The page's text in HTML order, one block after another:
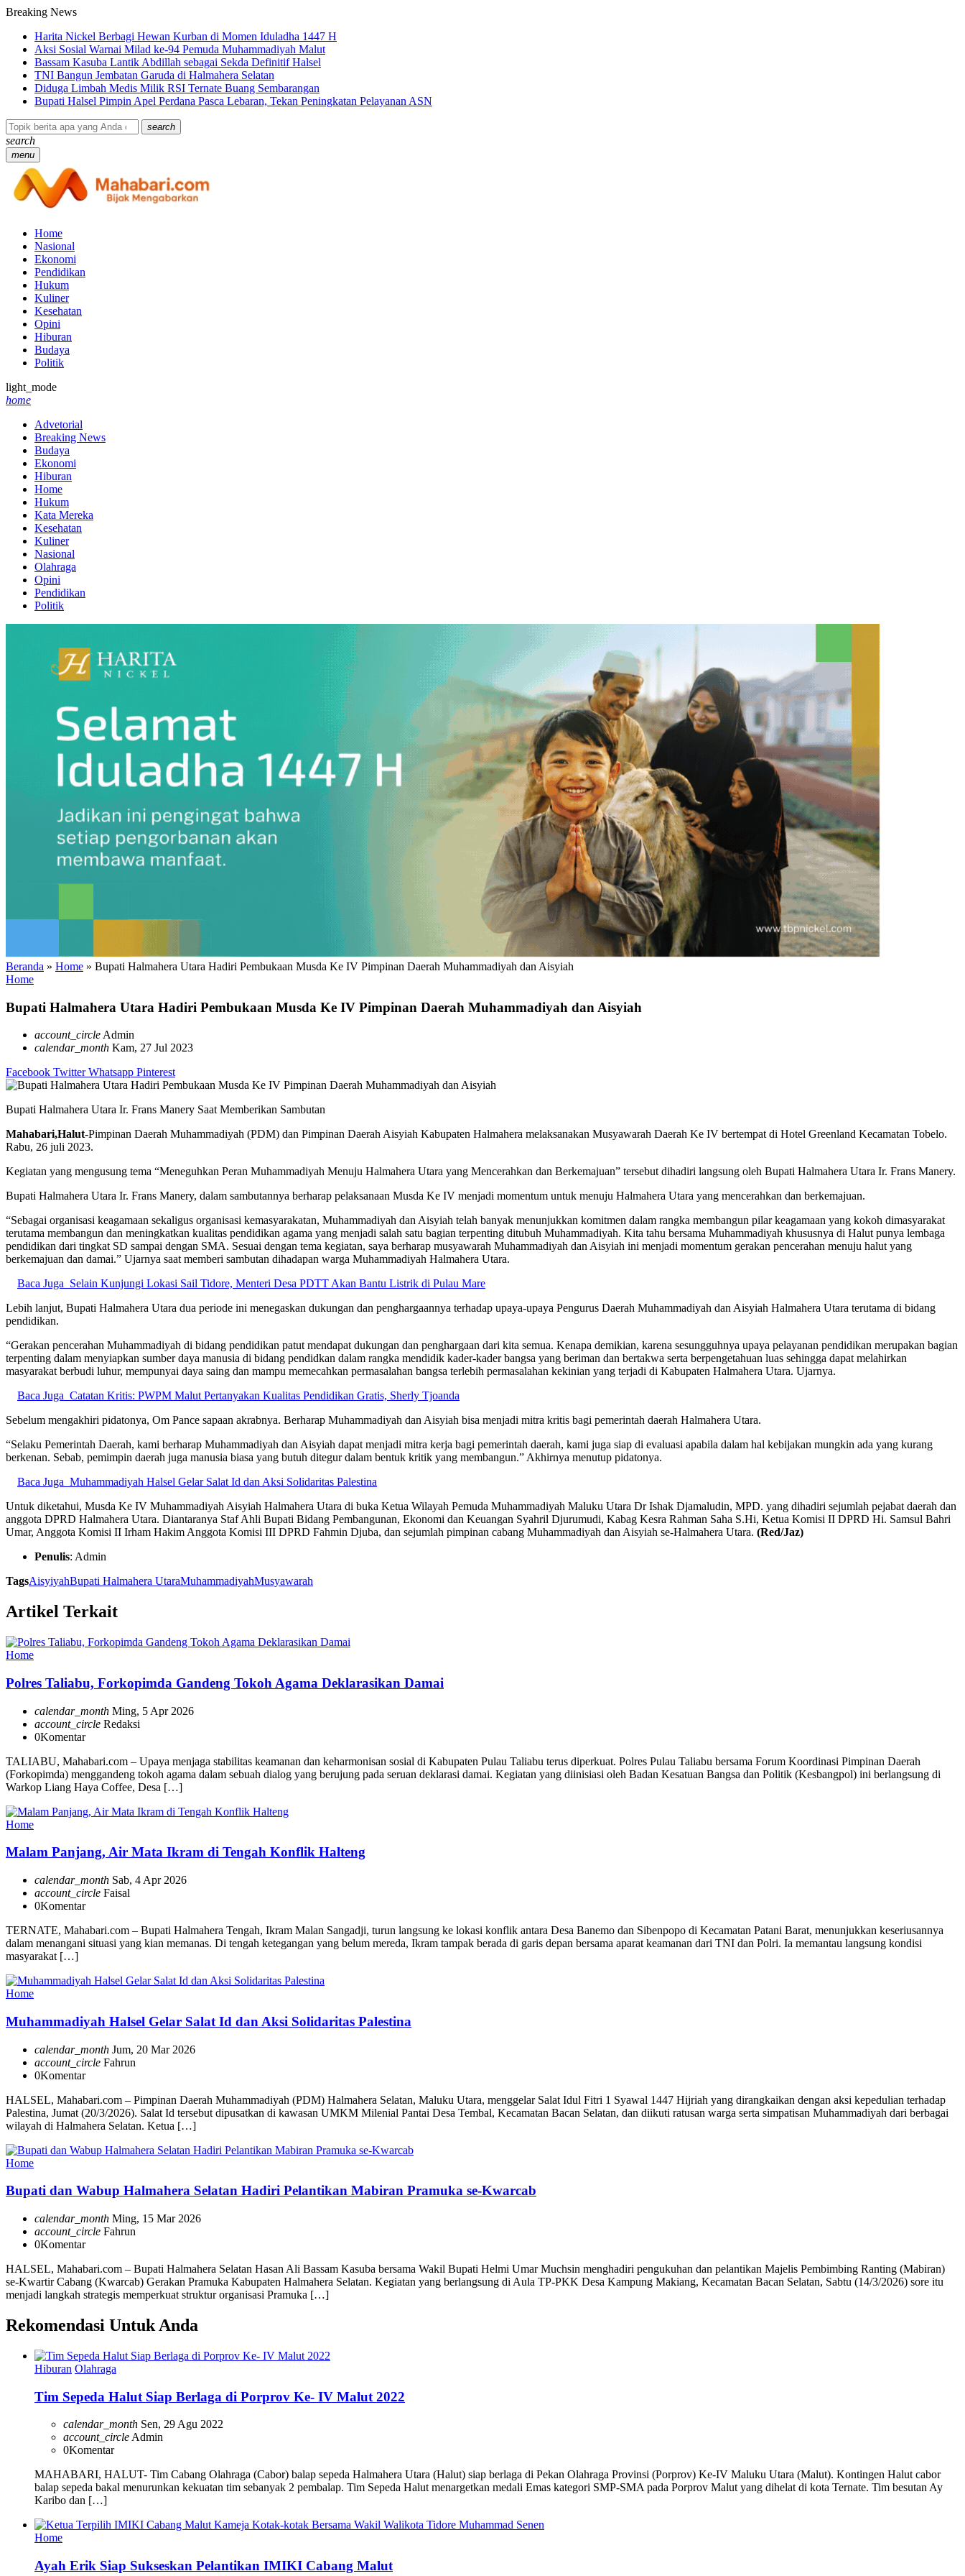
Breaking News
Harita Nickel Berbagi Hewan Kurban di Momen Iduladha 1447 H
Aksi Sosial Warnai Milad ke-94 Pemuda Muhammadiyah Malut
Bassam Kasuba Lantik Abdillah sebagai Sekda Definitif Halsel
TNI Bangun Jembatan Garuda di Halmahera Selatan
Diduga Limbah Medis Milik RSI Ternate Buang Sembarangan
Bupati Halsel Pimpin Apel Perdana Pasca Lebaran, Tekan Peningkatan Pelayanan ASN
search
search
menu
Home
Nasional
Ekonomi
Pendidikan
Hukum
Kuliner
Kesehatan
Opini
Hiburan
Budaya
Politik
light_mode
home
Advetorial
Breaking News
Budaya
Ekonomi
Hiburan
Home
Hukum
Kata Mereka
Kesehatan
Kuliner
Nasional
Olahraga
Opini
Pendidikan
Politik
Beranda » Home » Bupati Halmahera Utara Hadiri Pembukaan Musda Ke IV Pimpinan Daerah Muhammadiyah dan Aisyiah
Home
Bupati Halmahera Utara Hadiri Pembukaan Musda Ke IV Pimpinan Daerah Muhammadiyah dan Aisyiah
account_circleAdmin
calendar_month Kam, 27 Jul 2023
Facebook Twitter Whatsapp Pinterest
Bupati Halmahera Utara Ir. Frans Manery Saat Memberikan Sambutan
Mahabari,Halut-Pimpinan Daerah Muhammadiyah (PDM) dan Pimpinan Daerah Aisyiah Kabupaten Halmahera melaksanakan Musyawarah Daerah Ke IV bertempat di Hotel Greenland Kecamatan Tobelo.
Rabu, 26 juli 2023.
Kegiatan yang mengusung tema “Meneguhkan Peran Muhammadiyah Menuju Halmahera Utara yang Mencerahkan dan Berkemajuan” tersebut dihadiri langsung oleh Bupati Halmahera Utara Ir. Frans Manery.
Bupati Halmahera Utara Ir. Frans Manery, dalam sambutannya berharap pelaksanaan Musda Ke IV menjadi momentum untuk menuju Halmahera Utara yang mencerahkan dan berkemajuan.
“Sebagai organisasi keagamaan sekaligus organisasi kemasyarakatan, Muhammadiyah dan Aisyiah telah banyak menunjukkan komitmen dalam rangka membangun pilar keagamaan yang kokoh dimasyarakat
terutama membangun dan meningkatkan kualitas pendidikan agama yang menjadi salah satu bagian terpenting ditubuh Muhammadiyah. Kita tahu bersama Muhammadiyah khususnya di Halut punya lembaga
pendidikan dari tingkat SD sampai dengan SMA. Sesuai dengan tema kegiatan, saya berharap musyawarah Muhammadiyah dan Aisyiah ini menjadi momentum gerakan pencerahan menuju halut yang
berkemajuan dan damai.” Ujarnya saat memberi sambutan dihadapan warga Muhammadiyah Halmahera Utara.
Baca Juga Selain Kunjungi Lokasi Sail Tidore, Menteri Desa PDTT Akan Bantu Listrik di Pulau Mare
Lebih lanjut, Bupati Halmahera Utara dua periode ini menegaskan dukungan dan penghargaannya terhadap upaya-upaya Pengurus Daerah Muhammadiyah dan Aisyiah Halmahera Utara terutama di bidang
pendidikan.
“Gerakan pencerahan Muhammadiyah di bidang pendidikan patut mendapat dukungan dan penghargaan dari kita semua. Kenapa demikian, karena sesungguhnya upaya pelayanan pendidikan merupakan bagian
terpenting dalam menyiapkan sumber daya manusia di bidang pendidkan dalam rangka mendidik kader-kader bangsa yang beriman dan bertakwa serta berpengetahuan luas sehingga dapat melahirkan
masyarakat berbudi luhur, mempunyai daya saing dan mampu memecahkan permasalahan bangsa terlebih permasalahan kekinian yang terjadi di Kabupaten Halmahera Utara. Ujarnya.
Baca Juga Catatan Kritis: PWPM Malut Pertanyakan Kualitas Pendidikan Gratis, Sherly Tjoanda
Sebelum mengakhiri pidatonya, Om Pance sapaan akrabnya. Berharap Muhammadiyah dan Aisyiah bisa menjadi mitra kritis bagi pemerintah daerah Halmahera Utara.
“Selaku Pemerintah Daerah, kami berharap Muhammadiyah dan Aisyiah dapat menjadi mitra kerja bagi pemerintah daerah, kami juga siap di evaluasi apabila dalam hal kebijakan mungkin ada yang kurang
berkenan. Sebab, pemimpin daerah juga manusia biasa yang butuh ditegur dalam bentuk kritik yang membangun.” Akhirnya menutup pidatonya.
Baca Juga Muhammadiyah Halsel Gelar Salat Id dan Aksi Solidaritas Palestina
Untuk diketahui, Musda Ke IV Muhammadiyah Aisyiah Halmahera Utara di buka Ketua Wilayah Pemuda Muhammadiyah Maluku Utara Dr Ishak Djamaludin, MPD. yang dihadiri sejumlah pejabat daerah dan
anggota DPRD Halmahera Utara. Diantaranya Staf Ahli Bupati Bidang Pembangunan, Ekonomi dan Keuangan Syahril Djurumudi, Kabag Kesra Rahman Saha S.Hi, Ketua Komisi II DPRD Hi. Samsul Bahri
Umar, Anggota Komisi II Irham Hakim Anggota Komisi III DPRD Fahmin Djuba, dan sejumlah pimpinan cabang Muhammadiyah dan Aisyiah se-Halmahera Utara. (Red/Jaz)
Penulis: Admin
TagsAisyiyahBupati Halmahera UtaraMuhammadiyahMusyawarah
Artikel Terkait
Home
Polres Taliabu, Forkopimda Gandeng Tokoh Agama Deklarasikan Damai
calendar_month Ming, 5 Apr 2026
account_circle Redaksi
0Komentar
TALIABU, Mahabari.com – Upaya menjaga stabilitas keamanan dan keharmonisan sosial di Kabupaten Pulau Taliabu terus diperkuat. Polres Pulau Taliabu bersama Forum Koordinasi Pimpinan Daerah
(Forkopimda) menggandeng tokoh agama dalam sebuah dialog yang berujung pada seruan deklarasi damai. Kegiatan yang diinisiasi oleh Badan Kesatuan Bangsa dan Politik (Kesbangpol) ini berlangsung di
Warkop Liang Haya Coffee, Desa […]
Home
Malam Panjang, Air Mata Ikram di Tengah Konflik Halteng
calendar_month Sab, 4 Apr 2026
account_circle Faisal
0Komentar
TERNATE, Mahabari.com – Bupati Halmahera Tengah, Ikram Malan Sangadji, turun langsung ke lokasi konflik antara Desa Banemo dan Sibenpopo di Kecamatan Patani Barat, menunjukkan keseriusannya
dalam menangani situasi yang kian memanas. Di tengah ketegangan yang belum mereda, Ikram tampak berada di garis depan bersama aparat keamanan dari TNI dan Polri. Ia memantau langsung kondisi
masyarakat […]
Home
Muhammadiyah Halsel Gelar Salat Id dan Aksi Solidaritas Palestina
calendar_month Jum, 20 Mar 2026
account_circle Fahrun
0Komentar
HALSEL, Mahabari.com – Pimpinan Daerah Muhammadiyah (PDM) Halmahera Selatan, Maluku Utara, menggelar Salat Idul Fitri 1 Syawal 1447 Hijriah yang dirangkaikan dengan aksi kepedulian terhadap
Palestina, Jumat (20/3/2026). Salat Id tersebut dipusatkan di kawasan UMKM Milenial Pantai Desa Tembal, Kecamatan Bacan Selatan, dan diikuti ratusan warga serta simpatisan Muhammadiyah dari berbagai
wilayah di Halmahera Selatan. Ketua […]
Home
Bupati dan Wabup Halmahera Selatan Hadiri Pelantikan Mabiran Pramuka se-Kwarcab
calendar_month Ming, 15 Mar 2026
account_circle Fahrun
0Komentar
HALSEL, Mahabari.com – Bupati Halmahera Selatan Hasan Ali Bassam Kasuba bersama Wakil Bupati Helmi Umar Muchsin menghadiri pengukuhan dan pelantikan Majelis Pembimbing Ranting (Mabiran)
se-Kwartir Cabang (Kwarcab) Gerakan Pramuka Kabupaten Halmahera Selatan. Kegiatan yang berlangsung di Aula TP-PKK Desa Kampung Makiang, Kecamatan Bacan Selatan, Sabtu (14/3/2026) sore itu
menjadi langkah strategis memperkuat struktur organisasi Pramuka […]
Rekomendasi Untuk Anda
Hiburan Olahraga
Tim Sepeda Halut Siap Berlaga di Porprov Ke- IV Malut 2022
calendar_month Sen, 29 Agu 2022
account_circle Admin
0Komentar
MAHABARI, HALUT- Tim Cabang Olahraga (Cabor) balap sepeda Halmahera Utara (Halut) siap berlaga di Pekan Olahraga Provinsi (Porprov) Ke-IV Maluku Utara (Malut). Kontingen Halut cabor
balap sepeda bakal menurunkan kekuatan tim sebanyak 2 pembalap. Tim Sepeda Halut menargetkan medali Emas kategori SMP-SMA pada Porprov Malut yang dihelat di kota Ternate. Tim besutan Ay
Karibo dan […]
Home
Ayah Erik Siap Sukseskan Pelantikan IMIKI Cabang Malut